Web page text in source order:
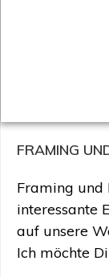
FRAMING
Framing und
interessante
auf unsere
Ich möchte